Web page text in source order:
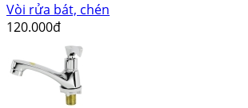
Vòi rửa bát, chén
120.000đ